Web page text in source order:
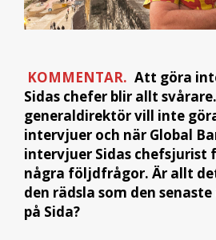
KOMMENTAR. Att göra
Sidas chefer blir allt
generaldirektör vill inte
intervjuer och när Global
intervjuer Sidas chefsjurist
några följdfrågor. Är allt
den rädsla som den
på Sida?